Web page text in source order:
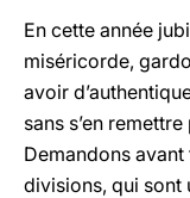
En cette année
miséricorde,
avoir
sans s’en
Demandons
divisions, qui sont